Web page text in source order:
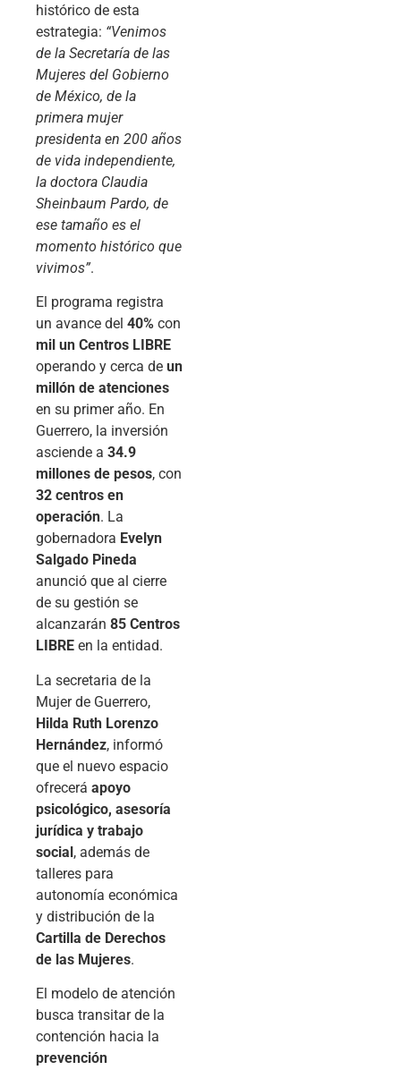
histórico de esta
estrategia: “Venimos
de la Secretaría de las
Mujeres del Gobierno
de México, de la
primera mujer
presidenta en 200 años
de vida independiente,
la doctora Claudia
Sheinbaum Pardo, de
ese tamaño es el
momento histórico que
vivimos”.
El programa registra
un avance del 40% con
mil un Centros LIBRE
operando y cerca de un
millón de atenciones
en su primer año. En
Guerrero, la inversión
asciende a 34.9
millones de pesos, con
32 centros en
operación. La
gobernadora Evelyn
Salgado Pineda
anunció que al cierre
de su gestión se
alcanzarán 85 Centros
LIBRE en la entidad.
La secretaria de la
Mujer de Guerrero,
Hilda Ruth Lorenzo
Hernández, informó
que el nuevo espacio
ofrecerá apoyo
psicológico, asesoría
jurídica y trabajo
social, además de
talleres para
autonomía económica
y distribución de la
Cartilla de Derechos
de las Mujeres.
El modelo de atención
busca transitar de la
contención hacia la
prevención